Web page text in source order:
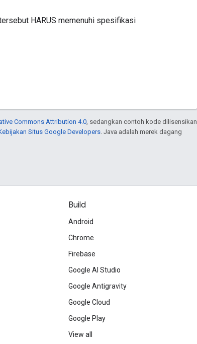
HARUS memenuhi spesifikasi
Commons Attribution 4.0 , sedangkan contoh kode dilisensikan
Situs Google Developers . Java adalah merek dagang
Build
Android
Chrome
Firebase
Google AI Studio
Google Antigravity
Google Cloud
Google Play
View all